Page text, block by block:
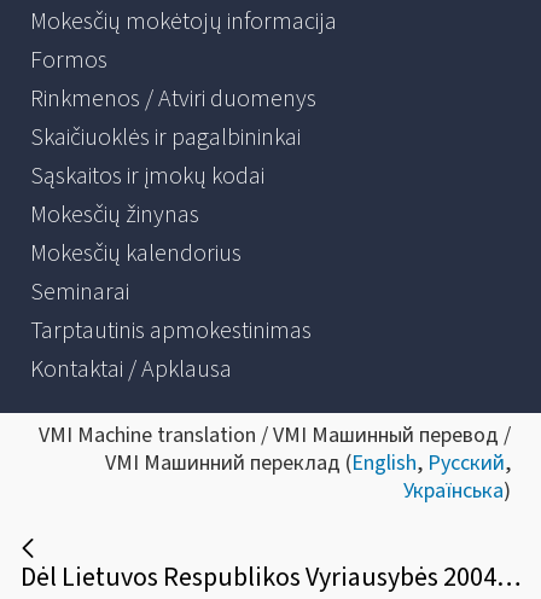
Mokesčių mokėtojų informacija
Formos
Rinkmenos / Atviri duomenys
Skaičiuoklės ir pagalbininkai
Sąskaitos ir įmokų kodai
Mokesčių žinynas
Mokesčių kalendorius
Seminarai
Tarptautinis apmokestinimas
Kontaktai / Apklausa
VMI Machine translation / VMI Машинный перевод /
VMI Машинний переклад (English, Русский,
Українська)
Dėl Lietuvos Respublikos Vyriausybės 2004 m. balandžio 16 d. nutarimo Nr.442 pakeitimo